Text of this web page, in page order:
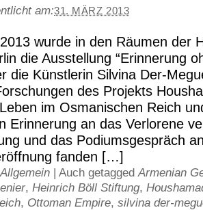
am:31. MÄRZ 2013
wurde in den Räumen der
die Ausstellung “Erinnerung
die Künstlerin Silvina Der-
des Projekts
im Osmanischen Reich
Erinnerung an das Verlorene
und das Podiumsgespräch
fanden […]
Allgemein | Auch getaggedArmenian
, Heinrich Böll Stiftung,
, Ottoman Empire, silvina der-